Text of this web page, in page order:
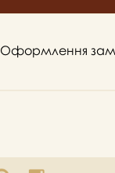
Оформлення